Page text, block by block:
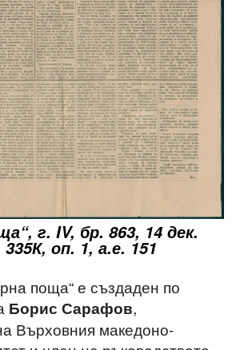
г. IV, бр. 863, 14 дек.
оп. 1, а.е. 151
поща“ е създаден по
Борис Сарафов,
Върховния македоно-